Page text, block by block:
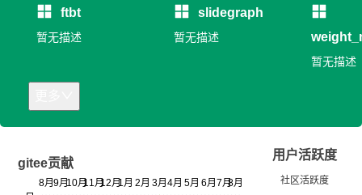
ftbt
暂无描述
slidegraph
暂无描述
暂无描述
gitee贡献
用户活跃度